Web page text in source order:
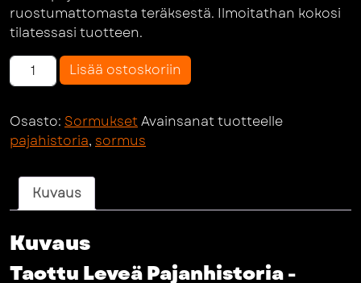
ruostumattomasta teräksestä. Ilmoitathan kokosi
tilatessasi tuotteen.
Leveä
pajanhistoria
määrä
Lisää ostoskoriin
Osasto: SormuksetAvainsanat tuotteelle
pajahistoria, sormus
Kuvaus
Kuvaus
Taottu Leveä Pajanhistoria -